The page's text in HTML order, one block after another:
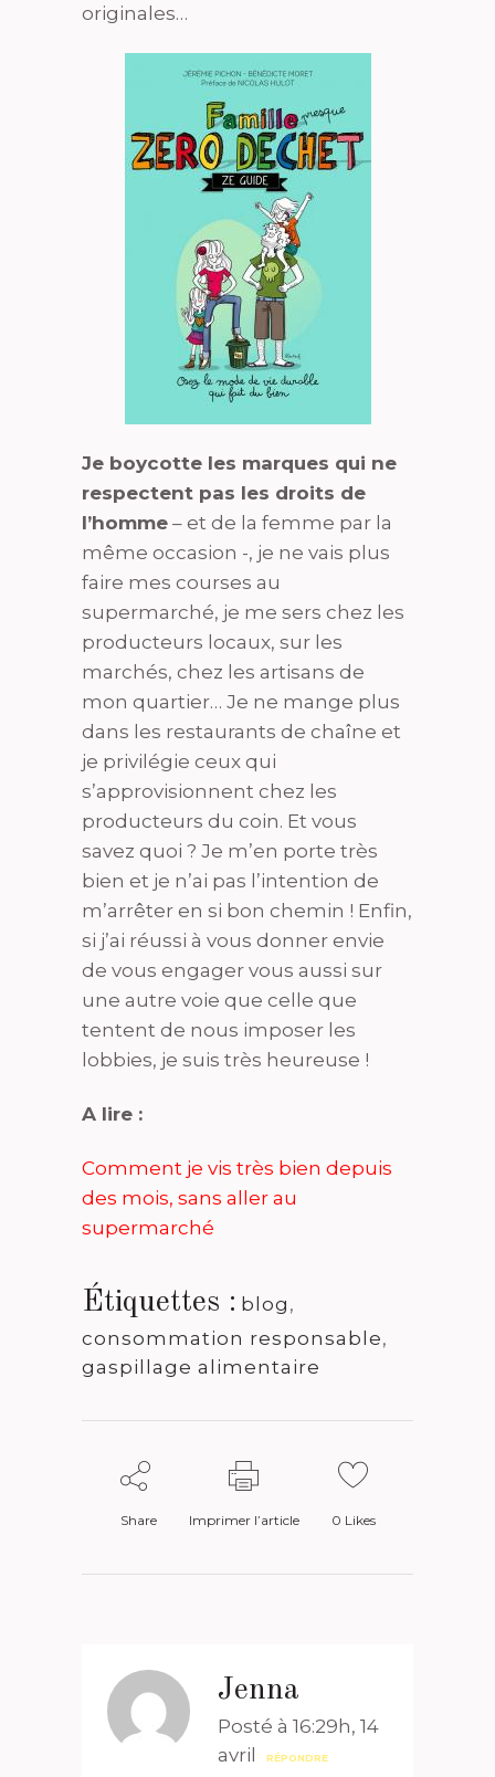
originales…
Je boycotte les marques qui ne
respectent pas les droits de
l’homme – et de la femme par la
même occasion -, je ne vais plus
faire mes courses au
supermarché, je me sers chez les
producteurs locaux, sur les
marchés, chez les artisans de
mon quartier… Je ne mange plus
dans les restaurants de chaîne et
je privilégie ceux qui
s’approvisionnent chez les
producteurs du coin. Et vous
savez quoi ? Je m’en porte très
bien et je n’ai pas l’intention de
m’arrêter en si bon chemin ! Enfin,
si j’ai réussi à vous donner envie
de vous engager vous aussi sur
une autre voie que celle que
tentent de nous imposer les
lobbies, je suis très heureuse !
A lire :
Comment je vis très bien depuis
des mois, sans aller au
supermarché
Étiquettes : blog ,
consommation responsable,
gaspillage alimentaire
Share Imprimer l’article 0 Likes
Jenna
Posté à 16:29h, 14
avril
RÉPONDRE